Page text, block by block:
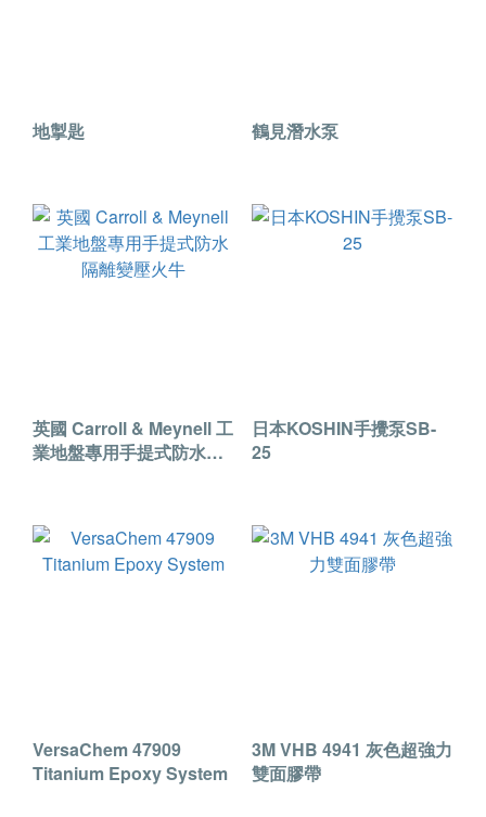
地掣匙 鶴見潛水泵
英國 Carroll & Meynell 工
業地盤專用手提式防水隔
日本KOSHIN手攪泵SB-
25
VersaChem 47909
Titanium Epoxy System
3M VHB 4941 灰色超強力
雙面膠帶